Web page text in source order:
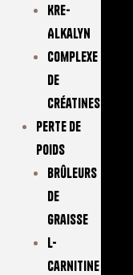
Kre-
Alkalyn
Complexe
De
Créatines
Perte De
Poids
Brûleurs
De
Graisse
L-
Carnitine